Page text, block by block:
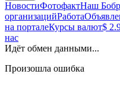
НовостиФотофактНаш
организацийРабота
на порталеКурсы валют$
нас
Идёт обмен данными...
Произошла ошибка